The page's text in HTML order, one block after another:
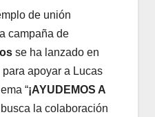
de unión
campaña de
se ha lanzado en
apoyar a Lucas
“¡AYUDEMOS A
la colaboración